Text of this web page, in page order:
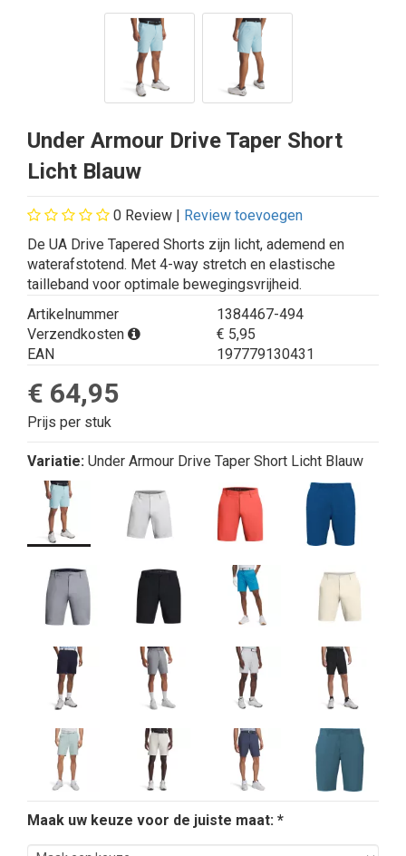
Under Armour Drive Taper Short
Licht Blauw
0 Review | Review toevoegen
De UA Drive Tapered Shorts zijn licht, ademend en
waterafstotend. Met 4-way stretch en elastische
tailleband voor optimale bewegingsvrijheid.
Artikelnummer
1384467-494
Verzendkosten
€ 5,95
EAN
197779130431
€ 64,95
Prijs per stuk
Variatie: Under Armour Drive Taper Short Licht Blauw
Maak uw keuze voor de juiste maat: *